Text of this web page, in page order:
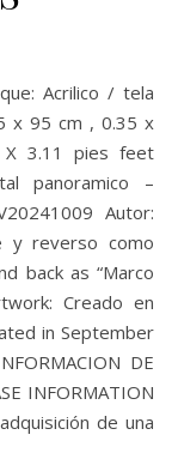
x 95 cm , 0.35 x
X 3.11 pies feet
panoramico –
Autor:
y reverso como
back as “Marco
Creado en
in September
DE
INFORMATION
de una